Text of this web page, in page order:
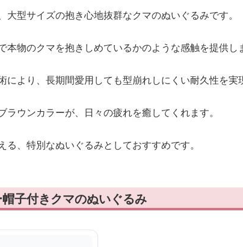
大型サイズの抱き心地抜群なクマのぬいぐるみです。
物のクマを抱きしめているかのような感触を提供し
により、長期間愛用しても型崩れしにくい耐久性を実
ウンカラーが、日々の疲れを癒してくれます。
、特別なぬいぐるみとしておすすめです。
子付きクマのぬいぐるみ